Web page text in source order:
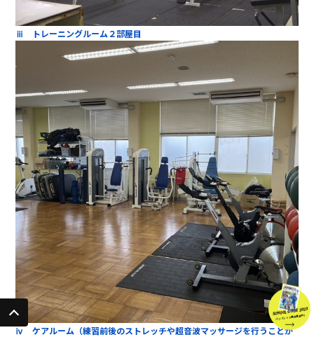
SCHOOL GUIDE 2023
パンフレット無料進呈中!!
ⅲ トレーニングルーム２部屋目
ⅳ ケアルーム（練習前後のストレッチや超音波マッサージを行うことが